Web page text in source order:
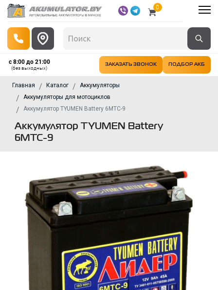
0
с 8:00 до 21:00
(без выходных)
ЗАКАЗАТЬ ЗВОНОК ПОДБОР АКБ
Главная Каталог
Аккумуляторы
Аккумуляторы для мотоциклов
Аккумулятор TYUMEN Battery 6МТС-9
Аккумулятор TYUMEN Battery
6МТС-9